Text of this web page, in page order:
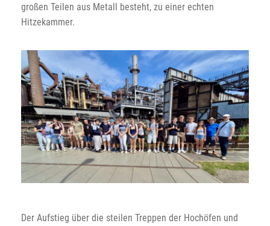
großen Teilen aus Metall besteht, zu einer echten
Hitzekammer.
Der Aufstieg über die steilen Treppen der Hochöfen und